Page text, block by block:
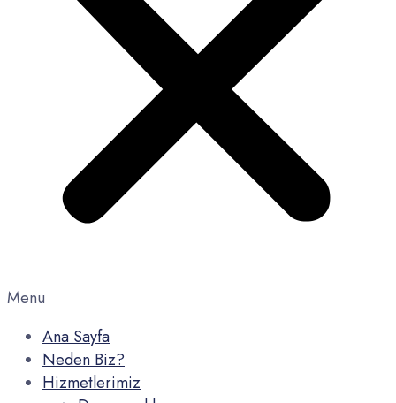
Menu
Ana Sayfa
Neden Biz?
Hizmetlerimiz